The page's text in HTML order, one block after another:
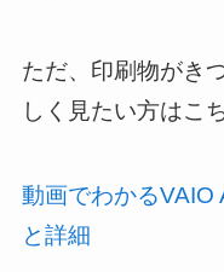
ただ、印刷物がき
しく見たい方はこ
動画でわかるVAIO
と詳細